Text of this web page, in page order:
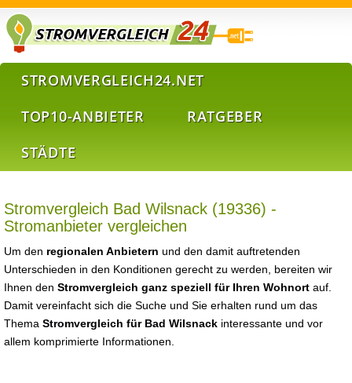
STROMVERGLEICH24.NET
TOP10-ANBIETER
RATGEBER
STÄDTE
Stromvergleich Bad Wilsnack (19336) -
Stromanbieter vergleichen
Um den regionalen Anbietern und den damit auftretenden
Unterschieden in den Konditionen gerecht zu werden, bereiten wir
Ihnen den Stromvergleich ganz speziell für Ihren Wohnort auf.
Damit vereinfacht sich die Suche und Sie erhalten rund um das
Thema Stromvergleich für Bad Wilsnack interessante und vor
allem komprimierte Informationen.